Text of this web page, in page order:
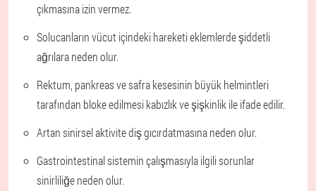
çıkmasına izin vermez.
Solucanların vücut içindeki hareketi eklemlerde şiddetli
ağrılara neden olur.
Rektum, pankreas ve safra kesesinin büyük helmintleri
tarafından bloke edilmesi kabızlık ve şişkinlik ile ifade edilir.
Artan sinirsel aktivite diş gıcırdatmasına neden olur.
Gastrointestinal sistemin çalışmasıyla ilgili sorunlar
sinirliliğe neden olur.